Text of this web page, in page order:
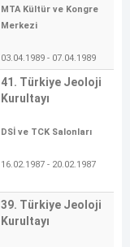
MTA Kültür ve Kongre
Merkezi
03.04.1989 - 07.04.1989
41. Türkiye Jeoloji
Kurultayı
DSİ ve TCK Salonları
16.02.1987 - 20.02.1987
39. Türkiye Jeoloji
Kurultayı